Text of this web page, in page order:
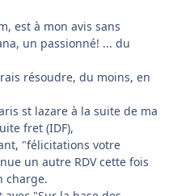
est à mon avis sans
un passionné! ... du
résoudre, du moins, en
st lazare à la suite de ma
fret (IDF),
"félicitations votre
un autre RDV cette fois
charge.